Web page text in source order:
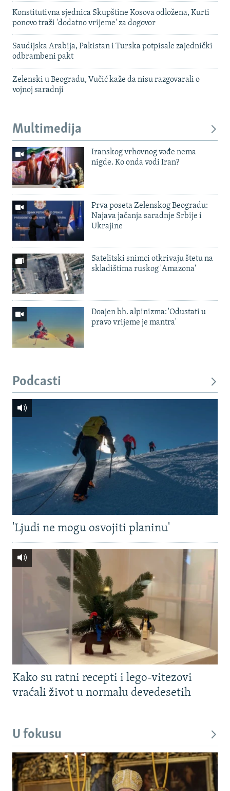
Konstitutivna sjednica Skupštine Kosova odložena, Kurti
ponovo traži 'dodatno vrijeme' za dogovor
Saudijska Arabija, Pakistan i Turska potpisale zajednički
odbrambeni pakt
Zelenski u Beogradu, Vučić kaže da nisu razgovarali o
vojnoj saradnji
Multimedija
Iranskog vrhovnog vođe nema
nigde. Ko onda vodi Iran?
Prva poseta Zelenskog Beogradu:
Najava jačanja saradnje Srbije i
Ukrajine
Satelitski snimci otkrivaju štetu na
skladištima ruskog 'Amazona'
Doajen bh. alpinizma: 'Odustati u
pravo vrijeme je mantra'
Podcasti
'Ljudi ne mogu osvojiti planinu'
Kako su ratni recepti i lego-vitezovi
vraćali život u normalu devedesetih
U fokusu